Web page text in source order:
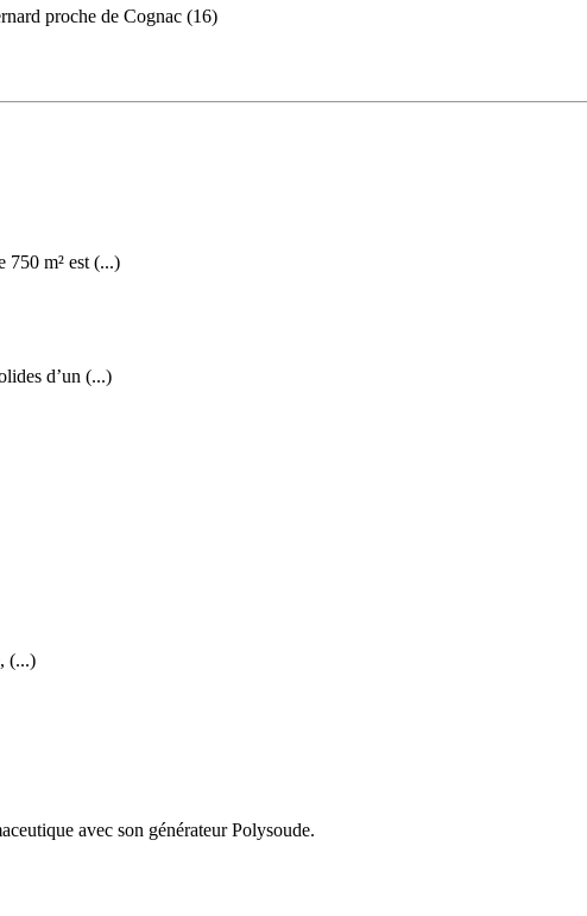
proche de Cognac (16)
750 m² est (...)
d’un (...)
(...)
avec son générateur Polysoude.